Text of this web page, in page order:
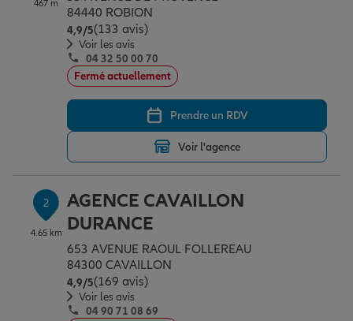
Assurance emprunteur
Prévoyance et dépendance
Assurance animal de compagnie
Protection de la famille
Protection juridique
Épargne & retraite
Plan épargne retraite
Assurance vie
Placements financiers
Investissements immobiliers
Transmission
Vos projets
Partir en vacances
Déménager
Changer de voiture
Départ à la retraite
Conseil assurance
Outre-mer
Assurance auto
Assurance habitation
Professionnels
Allianz en France
467 m
84440 ROBION
4,9/5Note de 4.9 sur 5
(133 avis)
Voir les avis
04 32 50 00 70
Fermé actuellement
Prendre un RDV
Voir l'agence
2
4.65 km
AGENCE CAVAILLON
DURANCE
653 AVENUE RAOUL FOLLEREAU
84300 CAVAILLON
4,9/5Note de 4.9 sur 5
(169 avis)
Voir les avis
04 90 71 08 69